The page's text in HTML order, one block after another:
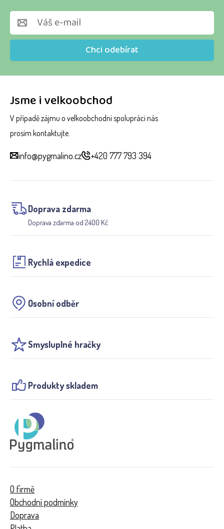
Jsme i velkoobchod
V případě zájmu o velkoobchodní spolupráci nás
prosím kontaktujte.
info@pygmalino.cz +420 777 793 394
Doprava zdarma
Doprava zdarma od 2400 Kč
Rychlá expedice
Osobní odběr
Smysluplné hračky
Produkty skladem
Chci odebírat
O firmě
Obchodní podmínky
Doprava